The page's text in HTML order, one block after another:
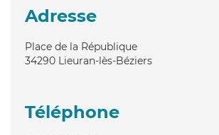
Adresse
Place de la République
34290 Lieuran-lès-Béziers
Téléphone